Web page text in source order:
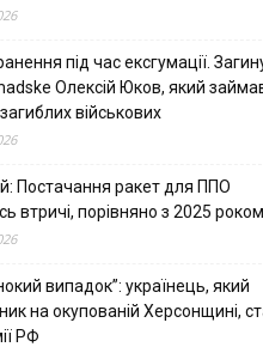
під час ексгумації.
Олексій Юков, який
військових
Постачання ракет для ППО
втричі, порівняно з 2025 роком
випадок”: українець, який
на окупованій Херсонщині,
РФ